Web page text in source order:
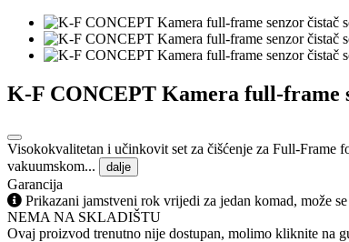
K-F CONCEPT Kamera full-frame
Visokokvalitetan i učinkovit set za čišćenje za Full-Frame
vakuumskom...
dalje
Garancija
Prikazani jamstveni rok vrijedi za jedan komad, može
NEMA NA SKLADIŠTU
Ovaj proizvod trenutno nije dostupan, molimo kliknite na